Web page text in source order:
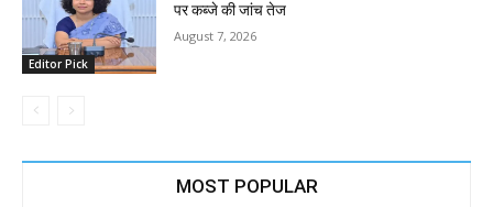
Editor Pick
पर कब्जे की जांच तेज
August 7, 2026
MOST POPULAR